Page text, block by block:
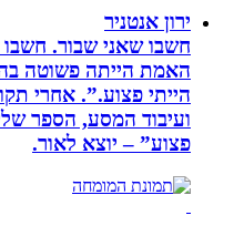
ירון אנטניר
חשבו שאני שבור. חשבו
האמת הייתה פשוטה בהרבה,
הייתי פצוע.”. אחרי תקופה
ועיבוד המסע, הספר שלי ”לא
פצוע” – יוצא לאור.